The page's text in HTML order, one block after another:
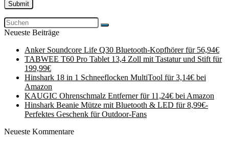
Neueste Beiträge
Anker Soundcore Life Q30 Bluetooth-Kopfhörer für 56,94€
TABWEE T60 Pro Tablet 13,4 Zoll mit Tastatur und Stift für
199,99€
Hinshark 18 in 1 Schneeflocken MultiTool für 3,14€ bei
Amazon
KAUGIC Ohrenschmalz Entferner für 11,24€ bei Amazon
Hinshark Beanie Mütze mit Bluetooth & LED für 8,99€-
Perfektes Geschenk für Outdoor-Fans
Neueste Kommentare